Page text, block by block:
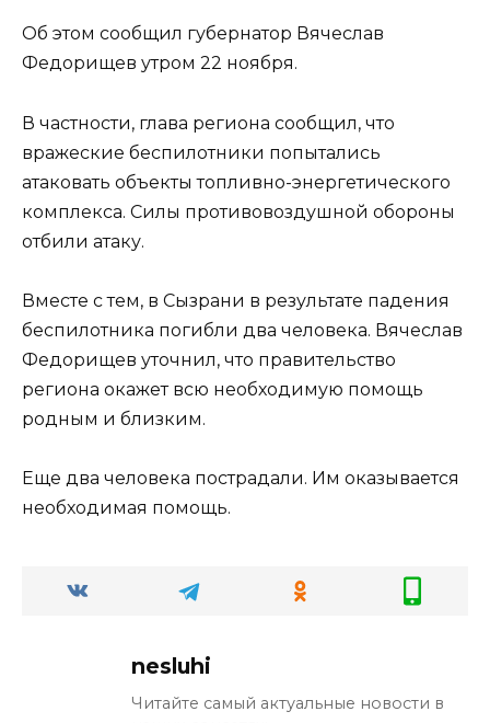
Об этом сообщил губернатор Вячеслав
Федорищев утром 22 ноября.
В частности, глава региона сообщил, что
вражеские беспилотники попытались
атаковать объекты топливно-энергетического
комплекса. Силы противовоздушной обороны
отбили атаку.
Вместе с тем, в Сызрани в результате падения
беспилотника погибли два человека. Вячеслав
Федорищев уточнил, что правительство
региона окажет всю необходимую помощь
родным и близким.
Еще два человека пострадали. Им оказывается
необходимая помощь.
nesluhi
Читайте самый актуальные новости в